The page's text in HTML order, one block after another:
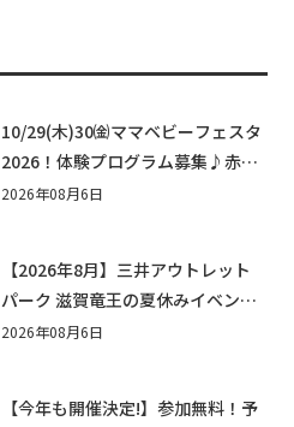
10/29(木)30㈮ママベビーフェスタ
2026！体験プログラム募集♪赤ち
ゃん向けイベントに出演しません
2026年08月6日
【2026年8月】三井アウトレット
パーク 滋賀竜王の夏休みイベント
まとめ！びしょぬれ水あそび・激
2026年08月6日
【今年も開催決定!】参加無料！予